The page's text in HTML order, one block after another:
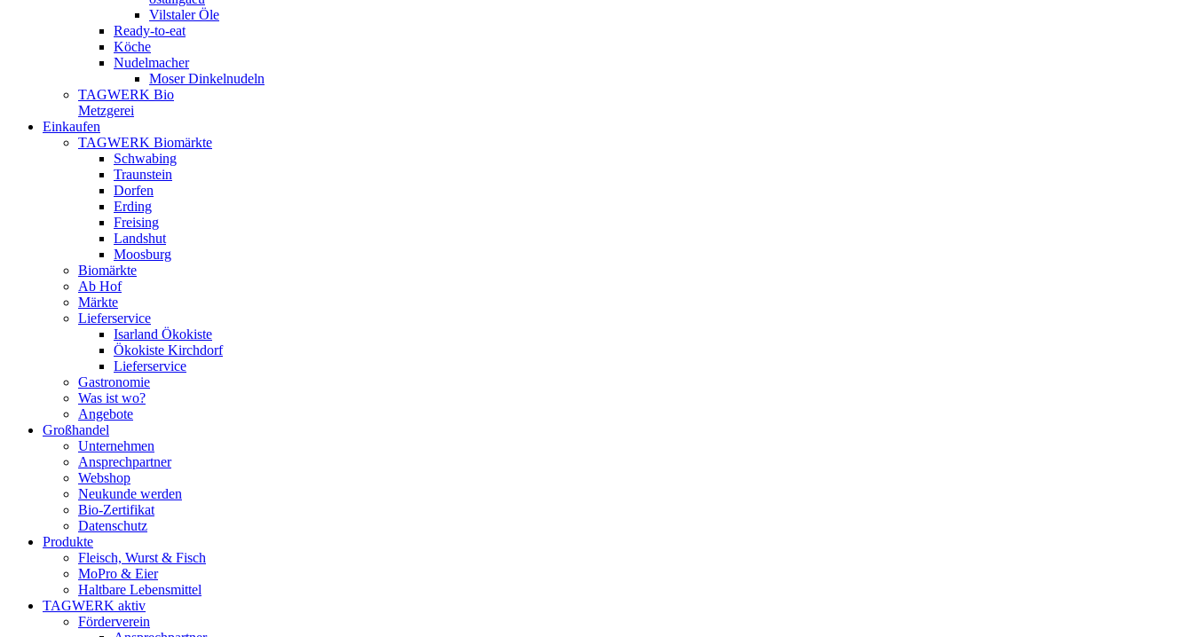
Vilstaler Öle
Ready-to-eat
Köche
Nudelmacher
Moser Dinkelnudeln
TAGWERK Bio
Metzgerei
Einkaufen
TAGWERK Biomärkte
Schwabing
Traunstein
Dorfen
Erding
Freising
Landshut
Moosburg
Biomärkte
Ab Hof
Märkte
Lieferservice
Isarland Ökokiste
Ökokiste Kirchdorf
Lieferservice
Gastronomie
Was ist wo?
Angebote
Großhandel
Unternehmen
Ansprechpartner
Webshop
Neukunde werden
Bio-Zertifikat
Datenschutz
Produkte
Fleisch, Wurst & Fisch
MoPro & Eier
Haltbare Lebensmittel
TAGWERK aktiv
Förderverein